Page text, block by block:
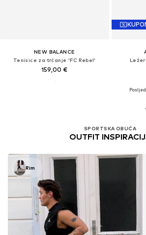
NEW BALANCE
Tenisice za trčanje 'FC Rebel'
159,00 €
SPORTSKA OBUĆA
OUTFIT
Rim